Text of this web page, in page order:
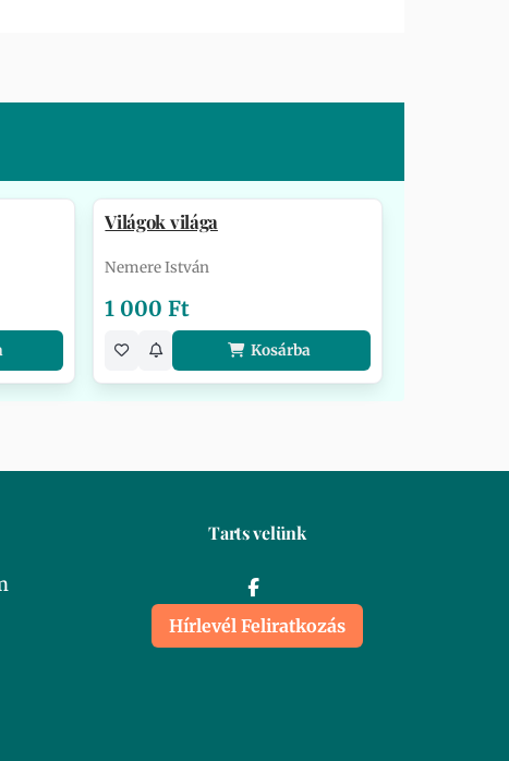
Világok világa
Nemere István
1 000 Ft
Kosárba
Tarts velünk
Hírlevél Feliratkozás